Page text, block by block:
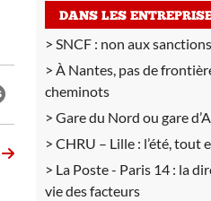
DANS LES
SNCF : non aux
À Nantes, pas de
cheminots
Gare du Nord ou gare
CHRU – Lille : l’été, tout
La Poste - Paris 14 : la
vie des facteurs